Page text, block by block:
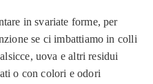
in svariate forme, per
se ci imbattiamo in colli
uova e altri residui
o con colori e odori